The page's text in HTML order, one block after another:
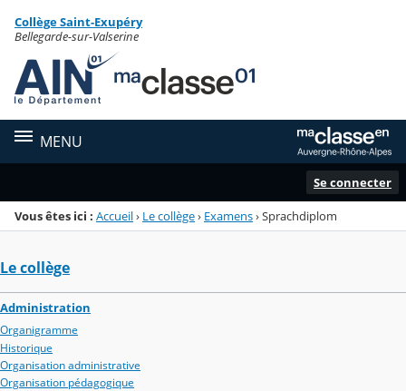
Menu de la rubrique
Contenu
Collège Saint-Exupéry
Bellegarde-sur-Valserine
MENU
Se connecter
Vous êtes ici : Accueil› Le collège› Examens›Sprachdiplom
Le collège
Administration
Organigramme
Historique
Organisation administrative
Organisation pédagogique